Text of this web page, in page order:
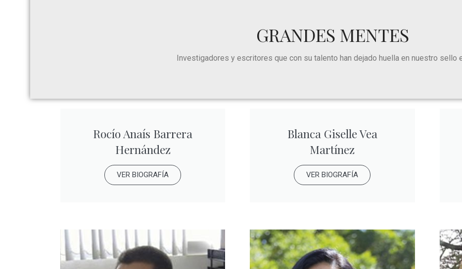
GRANDES MENTES
Investigadores y escritores que con su talento han dejado huella en nuestro sello
Rocío Anaís Barrera
Hernández
VER BIOGRAFÍA
Blanca Giselle Vea
Martínez
VER BIOGRAFÍA